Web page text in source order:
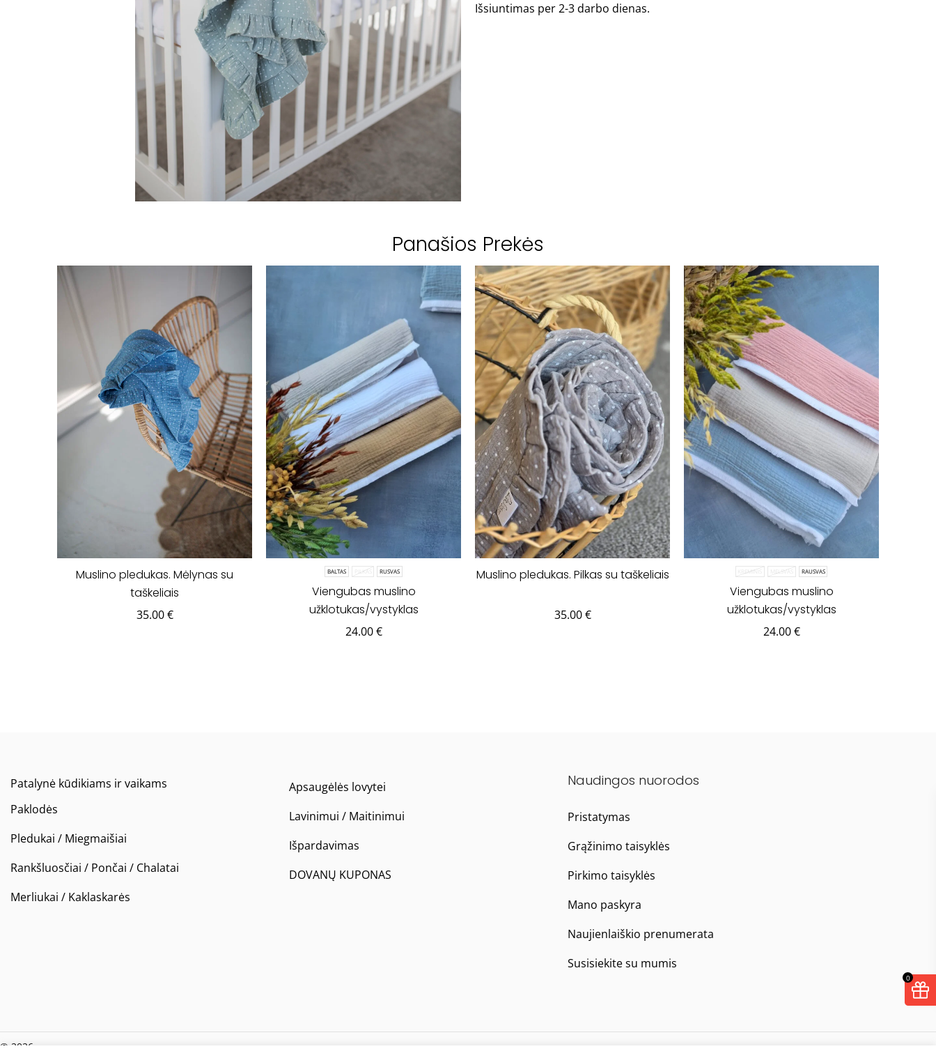
Išsiuntimas per 2-3 darbo dienas.
Panašios Prekės
Muslino pledukas. Mėlynas su
taškeliais
35.00€
BALTAS PILKAS RUSVAS
Viengubas muslino
užklotukas/vystyklas
24.00€
Muslino pledukas. Pilkas su taškeliais
35.00€
KREMINIS MELSVAS RAUSVAS
Viengubas muslino
užklotukas/vystyklas
24.00€
Patalynė kūdikiams ir vaikams
Paklodės
Pledukai / Miegmaišiai
Rankšluosčiai / Pončai / Chalatai
Merliukai / Kaklaskarės
Apsaugėlės lovytei
Lavinimui / Maitinimui
Išpardavimas
DOVANŲ KUPONAS
Naudingos nuorodos
Pristatymas
Grąžinimo taisyklės
Pirkimo taisyklės
Mano paskyra
Naujienlaiškio prenumerata
Susisiekite su mumis
© 2026
0